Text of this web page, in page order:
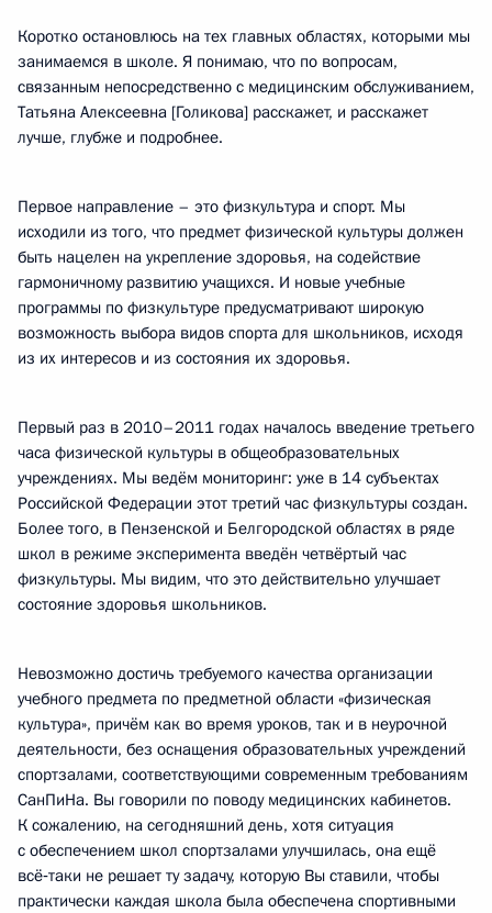
Коротко остановлюсь на тех главных областях, которыми мы
занимаемся в школе. Я понимаю, что по вопросам,
связанным непосредственно с медицинским обслуживанием,
Татьяна Алексеевна [Голикова] расскажет, и расскажет
лучше, глубже и подробнее.
Первое направление – это физкультура и спорт. Мы
исходили из того, что предмет физической культуры должен
быть нацелен на укрепление здоровья, на содействие
гармоничному развитию учащихся. И новые учебные
программы по физкультуре предусматривают широкую
возможность выбора видов спорта для школьников, исходя
из их интересов и из состояния их здоровья.
Первый раз в 2010–2011 годах началось введение третьего
часа физической культуры в общеобразовательных
учреждениях. Мы ведём мониторинг: уже в 14 субъектах
Российской Федерации этот третий час физкультуры создан.
Более того, в Пензенской и Белгородской областях в ряде
школ в режиме эксперимента введён четвёртый час
физкультуры. Мы видим, что это действительно улучшает
состояние здоровья школьников.
Невозможно достичь требуемого качества организации
учебного предмета по предметной области «физическая
культура», причём как во время уроков, так и в неурочной
деятельности, без оснащения образовательных учреждений
спортзалами, соответствующими современным требованиям
СанПиНа. Вы говорили по поводу медицинских кабинетов.
К сожалению, на сегодняшний день, хотя ситуация
с обеспечением школ спортзалами улучшилась, она ещё
всё‑таки не решает ту задачу, которую Вы ставили, чтобы
практически каждая школа была обеспечена спортивными